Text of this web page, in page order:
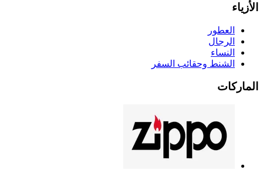
الأزياء
العطور
الرجال
النساء
الشنط وحقائب السفر
الماركات